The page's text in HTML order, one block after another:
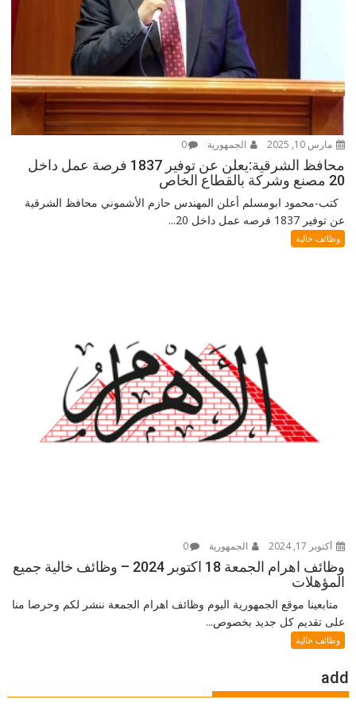
مارس 10, 2025 الجمهورية 0
محافظ الشرقية:يعلن عن توفير 1837 فرصة عمل داخل
20 مصنع وشركة بالقطاع الخاص
كتب-محمود ابومسلم أعلن المهندس حازم الأشموني محافظ الشرقية
عن توفير 1837 فرصه عمل داخل 20...
وظائف خالية
أكتوبر 17, 2024 الجمهورية 0
وظائف اهرام الجمعة 18 اكتوبر 2024 – وظائف خالية جميع
المؤهلات
متابعينا موقع الجمهورية اليوم وظائف اهرام الجمعة ننشر لكم وحرصا منا
على تقديم كل جديد بخصوص...
وظائف خالية
add